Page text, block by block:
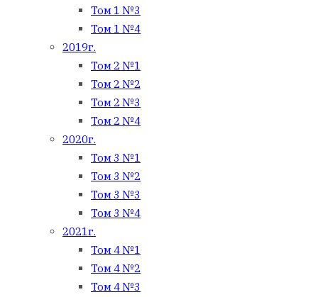
Том 1 №3
Том 1 №4
2019г.
Том 2 №1
Том 2 №2
Том 2 №3
Том 2 №4
2020г.
Том 3 №1
Том 3 №2
Том 3 №3
Том 3 №4
2021г.
Том 4 №1
Том 4 №2
Том 4 №3